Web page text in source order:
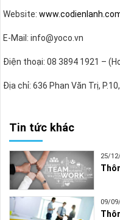
Website:
E-Mail: info@yoco.vn
Điện thoại: 08 3894 1921 –
Địa chỉ: 636 Phan Văn Trị,
Tin tức khác
25/
09/